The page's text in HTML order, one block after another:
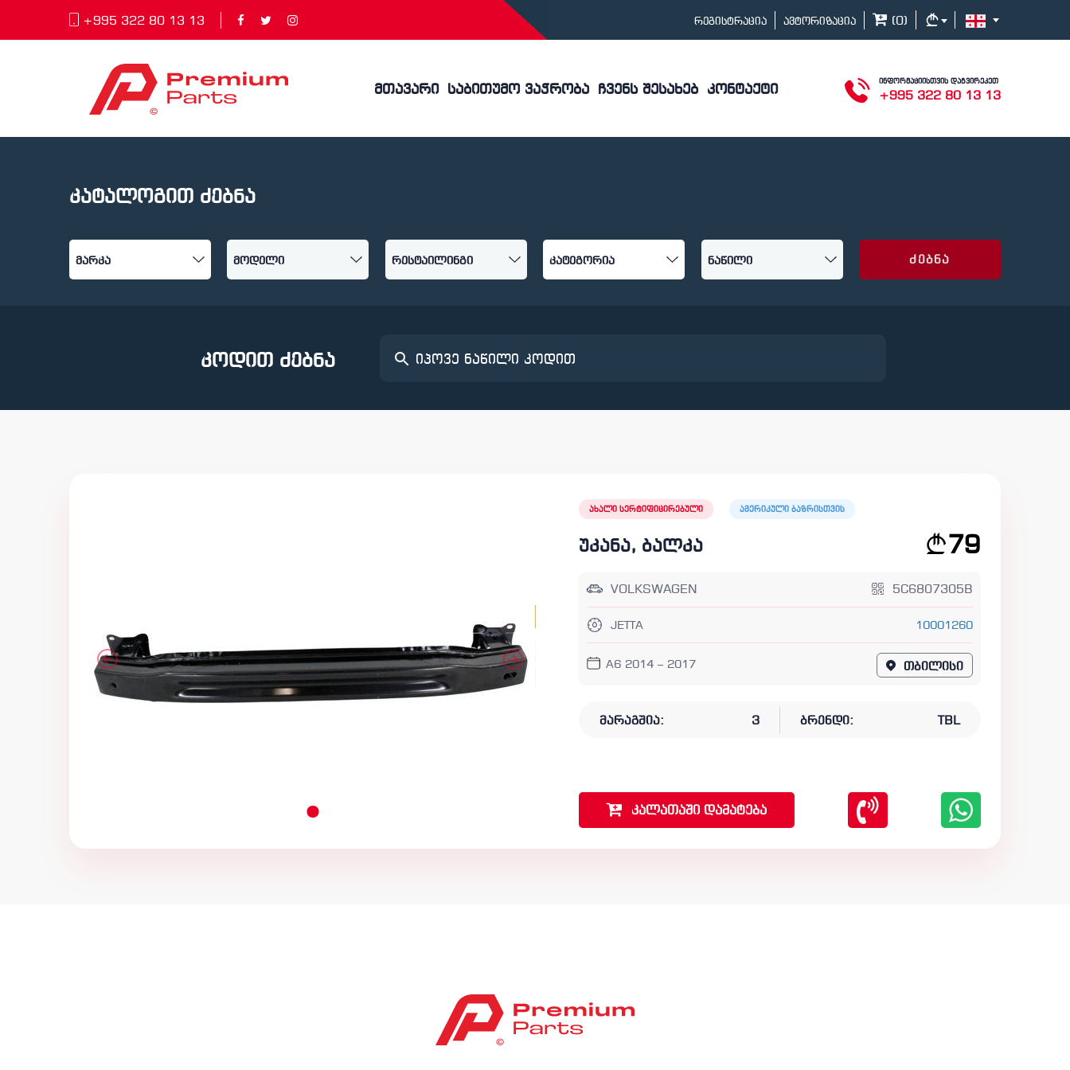
+995 322 80 13 13 რეგისტრაცია ავტორიზაცია (0)
მთავარი საბითუმო ვაჭრობა ჩვენს შესახებ კონტაქტი
ინფორმაციისთვის დაგვირეკეთ
+995 322 80 13 13
კატალოგით ძებნა
ძებნა
კოდით ძებნა
ახალი სერტიფიცირებული ამერიკული ბაზრისთვის
უკანა, ბალკა 79
VOLKSWAGEN 5C6807305B
JETTA 10001260
A6 2014 – 2017 თბილისი
მარაგშია: 3 ბრენდი: TBL
კალათაში დამატება